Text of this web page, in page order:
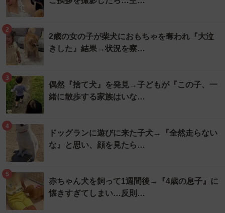
2
2歳の女の子が柴犬におもちゃを奪われ『大泣
きした』結果→状況を察…
3
偶然『捨て犬』を発見→子どもが『この子、一
緒に散歩する家族はいな…
4
ドッグランに遊びに来た子犬→『全然走らない
な』と思い、顔を見たら…
5
赤ちゃん犬を飼って1週間後→『4歳の息子』に
懐きすぎてしまい…反則…